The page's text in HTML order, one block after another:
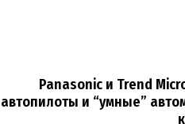
Panasonic и Trend
автопилоты и “умные”